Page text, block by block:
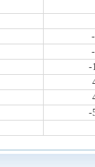
-
-